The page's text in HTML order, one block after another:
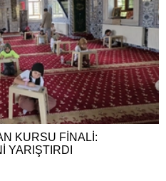
KURSU FİNALİ:
YARIŞTIRDI